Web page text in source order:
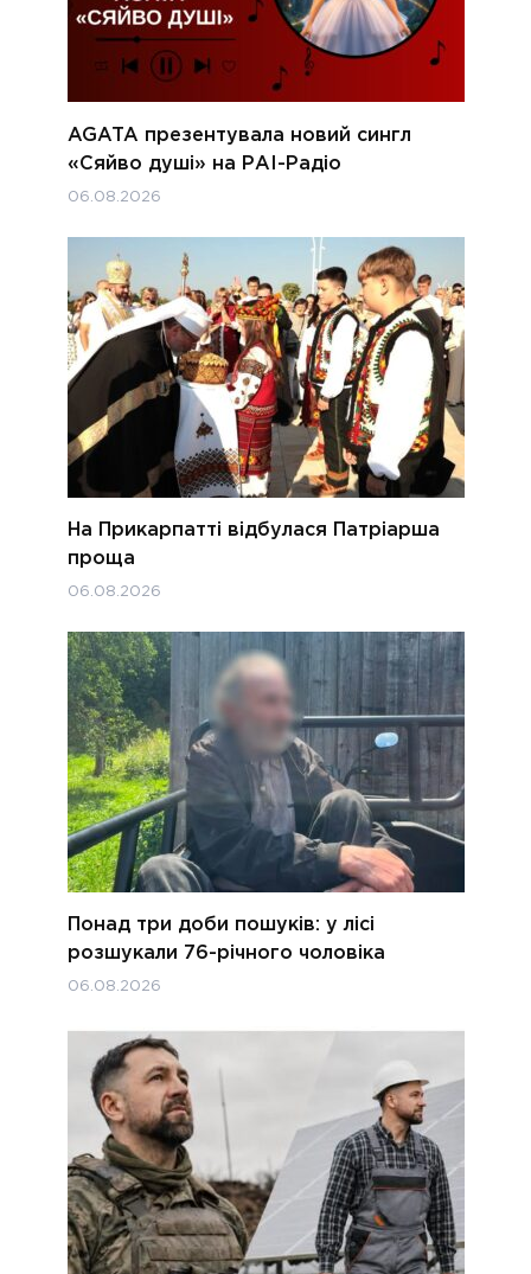
AGATA презентувала новий сингл
«Сяйво душі» на РАІ-Радіо
06.08.2026
На Прикарпатті відбулася Патріарша
проща
06.08.2026
Понад три доби пошуків: у лісі
розшукали 76-річного чоловіка
06.08.2026